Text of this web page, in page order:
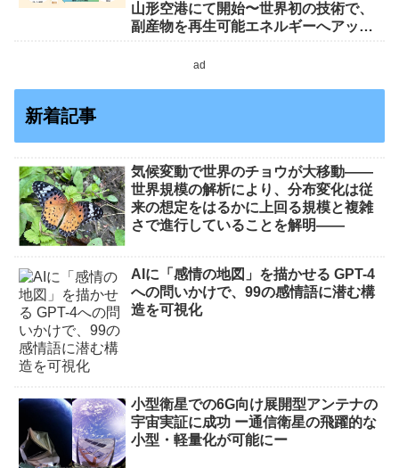
山形空港にて開始〜世界初の技術で、
副産物を再生可能エネルギーへアップ
ad
新着記事
気候変動で世界のチョウが大移動――
世界規模の解析により、分布変化は従
来の想定をはるかに上回る規模と複雑
さで進行していることを解明――
AIに「感情の地図」を描かせる GPT-4
への問いかけで、99の感情語に潜む構
造を可視化
小型衛星での6G向け展開型アンテナの
宇宙実証に成功 ー通信衛星の飛躍的な
小型・軽量化が可能にー